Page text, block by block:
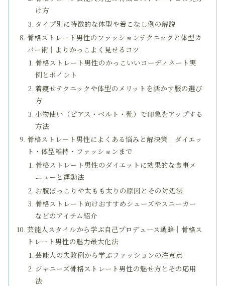
け方
タイプ別に特徴的な体型や着こなし例の解説
骨格ストレート男性のファッションテクニックと体型カ
バー術｜よりかっこよく見せるコツ
骨格ストレート男性のかっこいいコーディネート実
例とポイント
着痩せテクニックや体型のメリットを活かす服の選び
方
小物使い（ピアス・ベルト・靴）で印象をアップする
方法
骨格ストレート男性によくある悩みと解決策｜ダイエッ
ト・体型維持・ファッションまで
骨格ストレート男性のダイエットに効果的な食事メ
ニューと運動法
お腹ぽっこりや太もも太りの原因とその対処法
骨格ストレート向けおすすめシューズやスニーカー
などのアイテム紹介
芸能人スタイルから学ぶ自己プロデュース戦略｜骨格ス
トレート男性の魅力最大化法
芸能人の失敗例から学ぶファッションの注意点
ジャニーズ骨格ストレート男性の魅せ方とその応用
法